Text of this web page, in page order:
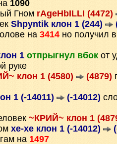
1090
Гном rAgeHbILLI (4472)
Shpyntik клон 1 (244)
на 3414 но получил
1 отпрыгнул вбок от
руке
клон 1 (4580) (4879)
1 (-14011) (-14012)
~КРИЙ~ клон 1
xe-xe клон 1 (-14012)
на 1497